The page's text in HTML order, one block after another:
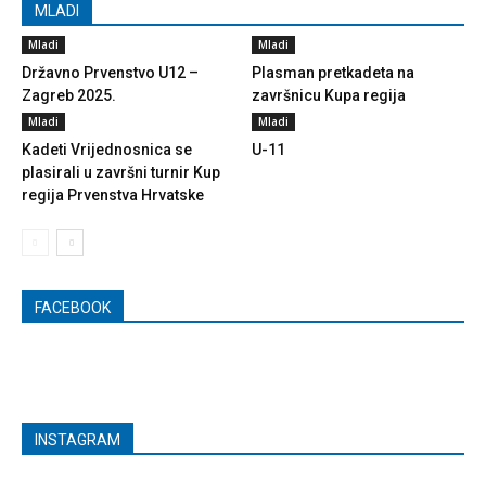
MLADI
Mladi
Državno Prvenstvo U12 –
Zagreb 2025.
Mladi
Plasman pretkadeta na
završnicu Kupa regija
Mladi
Kadeti Vrijednosnica se
plasirali u završni turnir Kup
regija Prvenstva Hrvatske
Mladi
U-11
FACEBOOK
INSTAGRAM